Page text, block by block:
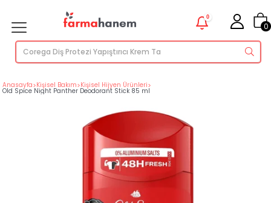
0
0
Anasayfa>Kişisel Bakım>Kişisel Hijyen Ürünleri>
Old Spice Night Panther Deodorant Stick 85 ml